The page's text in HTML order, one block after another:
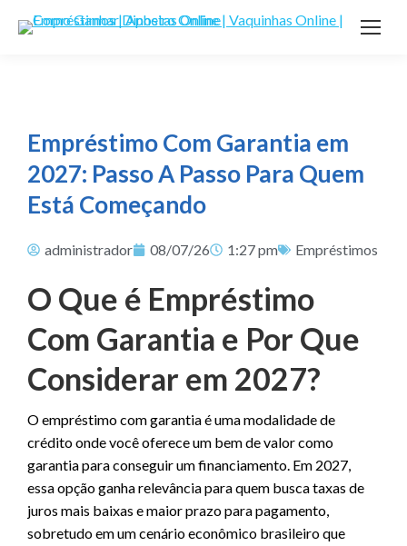
Empréstimo Com Garantia em
2027: Passo A Passo Para Quem
Está Começando
administrador 08/07/26 1:27 pm Empréstimos
O Que é Empréstimo
Com Garantia e Por Que
Considerar em 2027?
O empréstimo com garantia é uma modalidade de
crédito onde você oferece um bem de valor como
garantia para conseguir um financiamento. Em 2027,
essa opção ganha relevância para quem busca taxas de
juros mais baixas e maior prazo para pagamento,
sobretudo em um cenário econômico brasileiro que